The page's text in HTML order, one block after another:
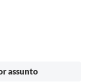
assunto